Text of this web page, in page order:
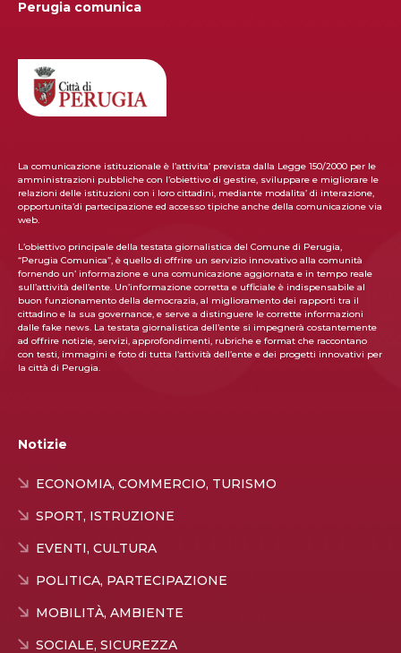
Perugia comunica
La comunicazione istituzionale è l’attivita’ prevista dalla Legge 150/2000 per le
amministrazioni pubbliche con l’obiettivo di gestire, sviluppare e migliorare le
relazioni delle istituzioni con i loro cittadini, mediante modalita’ di interazione,
opportunita’di partecipazione ed accesso tipiche anche della comunicazione via
web.
L’obiettivo principale della testata giornalistica del Comune di Perugia,
“Perugia Comunica”, è quello di offrire un servizio innovativo alla comunità
fornendo un’ informazione e una comunicazione aggiornata e in tempo reale
sull’attività dell’ente. Un’informazione corretta e ufficiale è indispensabile al
buon funzionamento della democrazia, al miglioramento dei rapporti tra il
cittadino e la sua governance, e serve a distinguere le corrette informazioni
dalle fake news. La testata giornalistica dell’ente si impegnerà costantemente
ad offrire notizie, servizi, approfondimenti, rubriche e format che raccontano
con testi, immagini e foto di tutta l’attività dell’ente e dei progetti innovativi per
la città di Perugia.
Notizie
ECONOMIA, COMMERCIO, TURISMO
SPORT, ISTRUZIONE
EVENTI, CULTURA
POLITICA, PARTECIPAZIONE
MOBILITÀ, AMBIENTE
SOCIALE, SICUREZZA